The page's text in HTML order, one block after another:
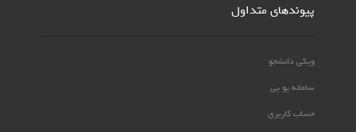
پیوندهای متداول
ویکی دانشجو
سامانه یو پی
حساب کاربری